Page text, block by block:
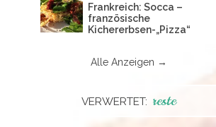
Frankreich: Socca –
französische
Kichererbsen-„Pizza“
Alle Anzeigen →
VERWERTET: reste